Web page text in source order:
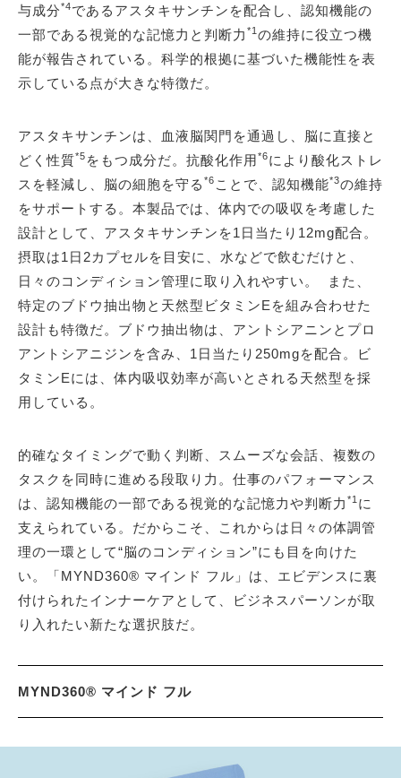
与成分*4であるアスタキサンチンを配合し、認知機能の
一部である視覚的な記憶力と判断力 *1の維持に役立つ機
能が報告されている。科学的根拠に基づいた機能性を表
示している点が大きな特徴だ。
アスタキサンチンは、血液脳関門を通過し、脳に直接と
どく性質*5 をもつ成分だ。抗酸化作用*6により酸化ストレ
スを軽減し、脳の細胞を守る *6 ことで、認知機能*3の維持
をサポートする。本製品では、体内での吸収を考慮した
設計として、アスタキサンチンを1日当たり12mg配合。
摂取は1日2カプセルを目安に、水などで飲むだけと、
日々のコンディション管理に取り入れやすい。 また、
特定のブドウ抽出物と天然型ビタミンEを組み合わせた
設計も特徴だ。ブドウ抽出物は、アントシアニンとプロ
アントシアニジンを含み、1日当たり250mgを配合。ビ
タミンEには、体内吸収効率が高いとされる天然型を採
用している。
的確なタイミングで動く判断、スムーズな会話、複数の
タスクを同時に進める段取り力。仕事のパフォーマンス
は、認知機能の一部である視覚的な記憶力や判断力 *1に
支えられている。だからこそ、これからは日々の体調管
理の一環として“脳のコンディション”にも目を向けた
い。「MYND360® マインド フル」は、エビデンスに裏
付けられたインナーケアとして、ビジネスパーソンが取
り入れたい新たな選択肢だ。
MYND360® マインド フル